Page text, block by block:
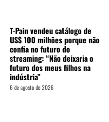
T-Pain vendeu catálogo de
US$ 100 milhões porque não
confia no futuro do
streaming: “Não deixaria o
futuro dos meus filhos na
indústria”
6 de agosto de 2026